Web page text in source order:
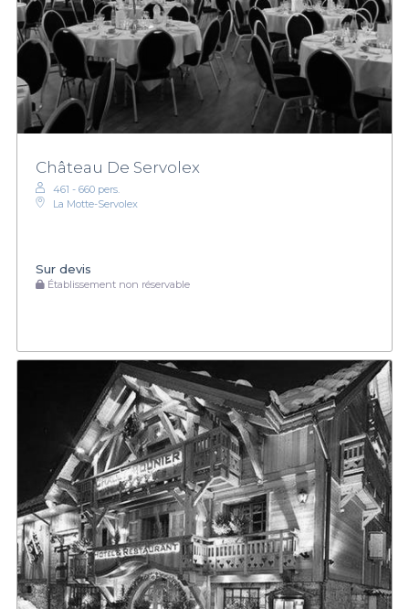
Château De Servolex
461 - 660 pers.
La Motte-Servolex
Sur devis
Établissement non réservable